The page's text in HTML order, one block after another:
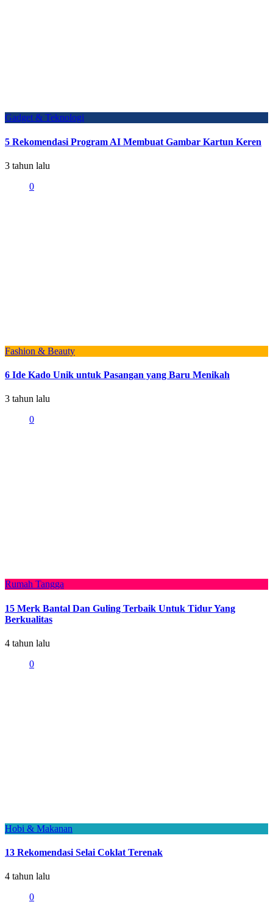
Gadget & Teknologi
5 Rekomendasi Program AI Membuat Gambar Kartun Keren
3 tahun lalu
0
Fashion & Beauty
6 Ide Kado Unik untuk Pasangan yang Baru Menikah
3 tahun lalu
0
Rumah Tangga
15 Merk Bantal Dan Guling Terbaik Untuk Tidur Yang
Berkualitas
4 tahun lalu
0
Hobi & Makanan
13 Rekomendasi Selai Coklat Terenak
4 tahun lalu
0